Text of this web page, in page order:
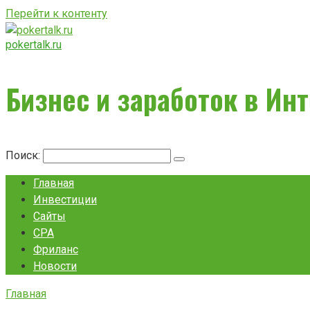
Перейти к контенту
pokertalk.ru
Бизнес и заработок в
Поиск:
Главная
Инвестиции
Сайты
CPA
Фриланс
Новости
Главная